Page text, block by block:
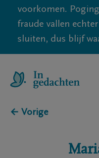
voorkomen.
fraude vallen
sluiten, dus blijf
← Vorige